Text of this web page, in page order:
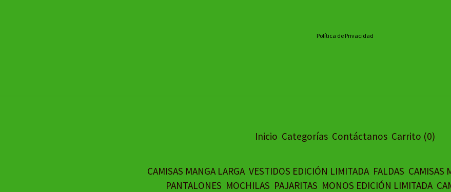
Política de Privacidad
Inicio Categorías Contáctanos Carrito (0)
CAMISAS MANGA LARGA VESTIDOS EDICIÓN LIMITADA FALDAS CAMISAS
PANTALONES MOCHILAS PAJARITAS MONOS EDICIÓN LIMITADA